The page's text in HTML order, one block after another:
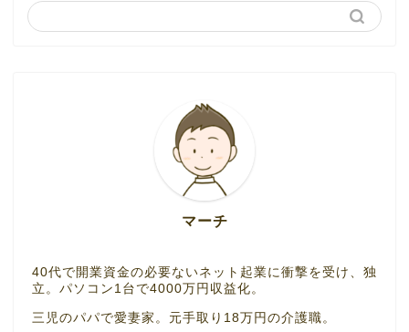
マーチ
40代で開業資金の必要ないネット起業に衝撃を受け、独
立。パソコン1台で4000万円収益化。
三児のパパで愛妻家。元手取り18万円の介護職。